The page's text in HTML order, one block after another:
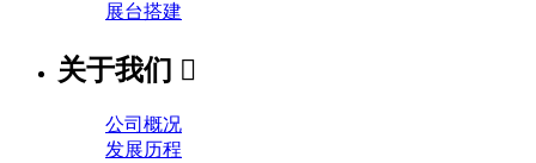
展台搭建
关于我们 
公司概况
发展历程